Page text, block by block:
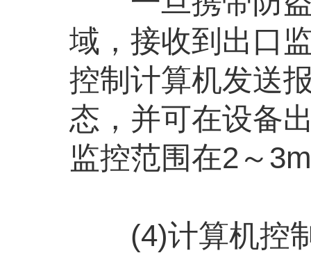
域，接收到出口
控制计算机发送
态，并可在设备
监控范围在2～
(4)计算机控